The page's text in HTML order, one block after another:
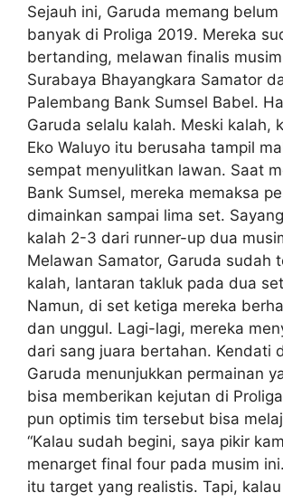
Sejauh ini, Garuda memang
banyak di Proliga 2019. Mereka
bertanding, melawan finalis
Surabaya Bhayangkara Samator
Palembang Bank Sumsel Babel.
Garuda selalu kalah. Meski kalah,
Eko Waluyo itu berusaha tampil
sempat menyulitkan lawan. Saat
Bank Sumsel, mereka memaksa
dimainkan sampai lima set.
kalah 2-3 dari runner-up dua
Melawan Samator, Garuda sudah
kalah, lantaran takluk pada dua
Namun, di set ketiga mereka
dan unggul. Lagi-lagi, mereka
dari sang juara bertahan. Kendati
Garuda menunjukkan permainan
bisa memberikan kejutan di
pun optimis tim tersebut bisa
“Kalau sudah begini, saya pikir
menarget final four pada musim
itu target yang realistis. Tapi,